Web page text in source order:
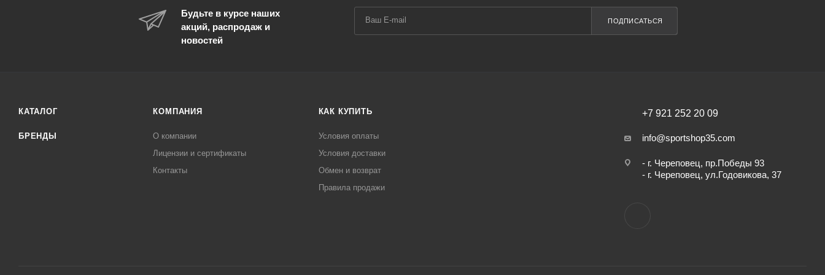
Будьте в курсе наших
акций, распродаж и
новостей
ПОДПИСАТЬСЯ
КАТАЛОГ
БРЕНДЫ
КОМПАНИЯ
О компании
Лицензии и сертификаты
Контакты
КАК КУПИТЬ
Условия оплаты
Условия доставки
Обмен и возврат
Правила продажи
+7 921 252 20 09
info@sportshop35.com
- г. Череповец, пр.Победы 93
- г. Череповец, ул.Годовикова, 37